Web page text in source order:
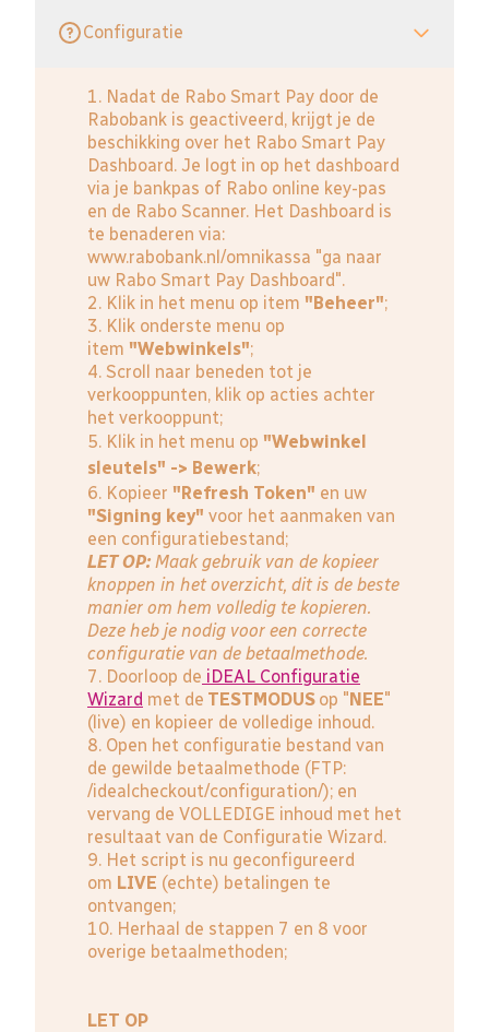
Configuratie
1. Nadat de Rabo Smart Pay door de
Rabobank is geactiveerd, krijgt je de
beschikking over het Rabo Smart Pay
Dashboard. Je logt in op het dashboard
via je bankpas of Rabo online key-pas
en de Rabo Scanner. Het Dashboard is
te benaderen via:
www.rabobank.nl/omnikassa "ga naar
uw Rabo Smart Pay Dashboard".
2. Klik in het menu op item "Beheer";
3. Klik onderste menu op
item "Webwinkels";
4. Scroll naar beneden tot je
verkooppunten, klik op acties achter
het verkooppunt;
5. Klik in het menu op "Webwinkel
sleutels" -> Bewerk;
6. Kopieer "Refresh Token" en uw
"Signing key" voor het aanmaken van
een configuratiebestand;
LET OP: Maak gebruik van de kopieer
knoppen in het overzicht, dit is de beste
manier om hem volledig te kopieren.
Deze heb je nodig voor een correcte
configuratie van de betaalmethode.
7. Doorloop de iDEAL Configuratie
Wizard met de TESTMODUS op " NEE"
(live) en kopieer de volledige inhoud.
8. Open het configuratie bestand van
de gewilde betaalmethode (FTP:
/idealcheckout/configuration/); en
vervang de VOLLEDIGE inhoud met het
resultaat van de Configuratie Wizard.
9. Het script is nu geconfigureerd
om LIVE (echte) betalingen te
ontvangen;
10. Herhaal de stappen 7 en 8 voor
overige betaalmethoden;
LET OP